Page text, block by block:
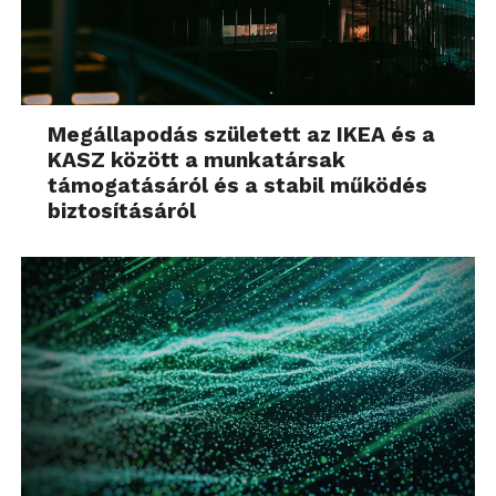
de mozizhatunk, játszhatunk, vagy akár
videóhívásunkat is élménydúsabbá tehetjük a
segítségével. A munkánk során pedig ugyanúgy
szabadon, bármilyen környezetben, bármikor
bonyolult előkészítés nélkül.
A készülék mind szemre, mind tapintásra igazi
minőségi élményt nyújt, ráadásul igazán
felhasználóbarát, a speciális forgatható
fémállványának köszönhetően bármilyen
helyzetben könnyedén üzemelhetjük be. A
projektor HDMI-n, USB-C-n, USB-pendrive-ról vagy
a 12GB-os belső memóriáról, WiFi-n keresztül
játssza le a tartalmat, de képes a mobileszközök
képernyőjének tükrözésére is. A tökéletes
hangzásért a beépített Harman Kardon hangszórók
felelnek. Ráadásul az M1X által nyújtott szabadságot
Megállapodás született az IKEA és a
KASZ között a munkatársak
támogatásáról és a stabil működés
biztosításáról